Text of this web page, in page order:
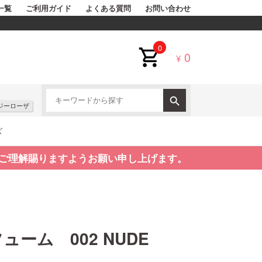
覧 ご利用ガイド よくある質問 お問い合わせ
0
¥ 0
ーローザ
解賜りますようお願い申し上げます。
ーム 002 NUDE